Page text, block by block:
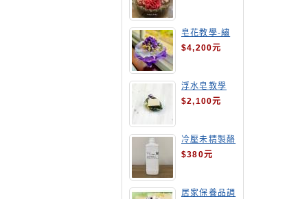
皂花教學-繡
球花皂花束
$4,200元
浮水皂教學
$2,100元
冷壓未精製酪
梨油
$380元
居家保養品調